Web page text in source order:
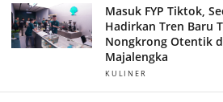
Masuk FYP Tiktok,
Hadirkan Tren Baru
Nongkrong Otentik
Majalengka
KULINER